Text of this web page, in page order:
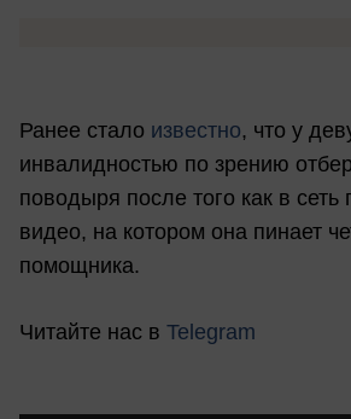
Ранее стало известно, что у
инвалидностью по зрению
поводыря после того как в сеть
видео, на котором она пинает
помощника.
Читайте нас в Telegram